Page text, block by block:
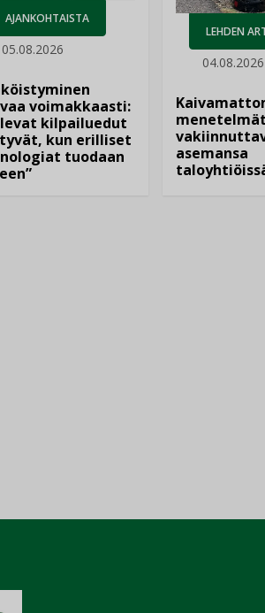
AJANKOHTAISTA
05.08.2026
voimakkaasti:
kilpailuedut
kun erilliset
tuodaan
LEHDEN
04.08.2026
menetelmät
asemansa